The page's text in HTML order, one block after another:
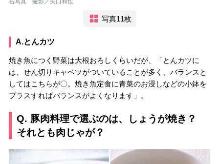
右写真 撮影／矢口和也
写真11枚
A.とんカツ
焼き魚につく野菜は大根おろしくらいだが、「とんカツに
は、せん切りキャベツがついていることが多く、バランスと
してはこちらが〇。焼き魚定食に青菜のお浸しなどの小鉢を
プラスすればバランスがよくなります」。
Q. 豚肉料理で選ぶのは、しょうが焼き？
それとも肉じゃが？